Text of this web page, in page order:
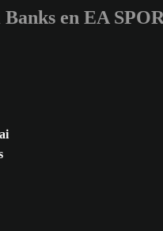
o números.
en EA